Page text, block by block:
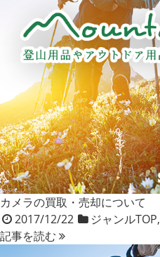
カメラの買取・売却について
2017/12/22
ジャンルTOP,
記事を読む